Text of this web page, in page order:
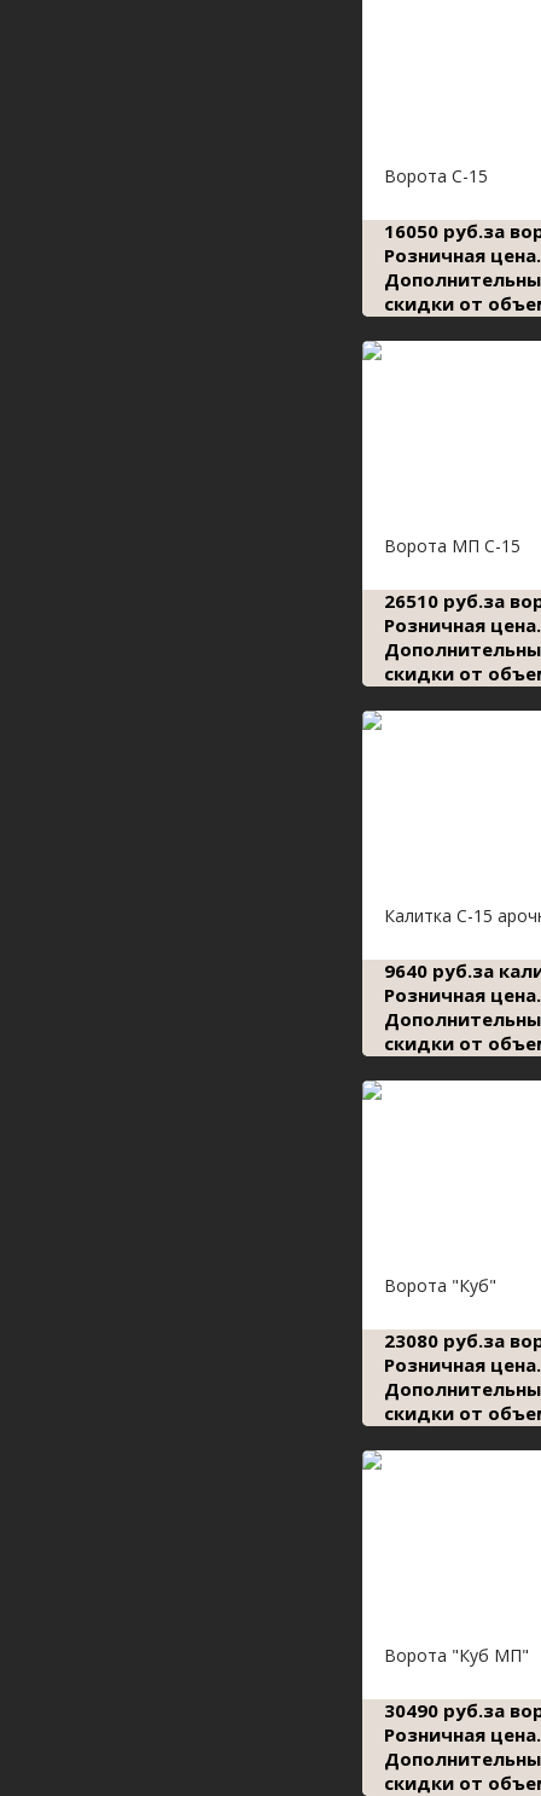
Ворота С-15
16050 руб.за
Розничная цена.
скидки от
Ворота МП С-15
26510 руб.за
Розничная цена.
скидки от
Калитка С-15
9640 руб.за
Розничная цена.
скидки от
Ворота "Куб"
23080 руб.за
Розничная цена.
скидки от
Ворота "Куб МП"
30490 руб.за
Розничная цена.
скидки от